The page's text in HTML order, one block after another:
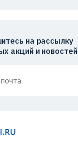
на рассылку
акций и новостей